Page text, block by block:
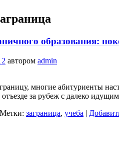
образования:
автором admin
границу, многие абитуриенты
за рубеж с далеко
Метки: заграница, учеба |